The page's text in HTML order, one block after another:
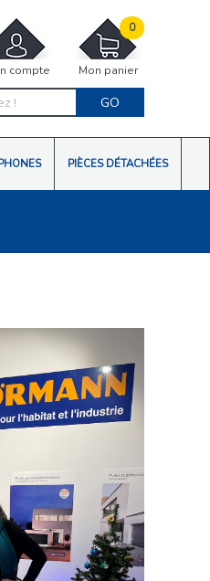
compte Mon panier
0
GO
PIÈCES DÉTACHÉES